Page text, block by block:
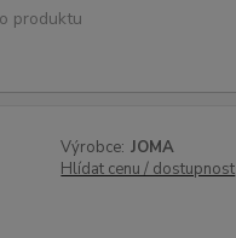
Výrobce: JOMA
Hlídat cenu / dostupnost